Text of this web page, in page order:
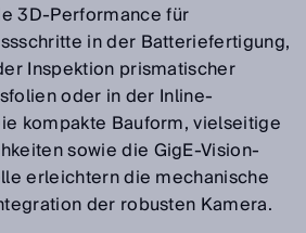
3D-Performance für
in der Batteriefertigung,
Inspektion prismatischer
oder in der Inline-
kompakte Bauform, vielseitige
sowie die GigE-Vision-
erleichtern die mechanische
der robusten Kamera.